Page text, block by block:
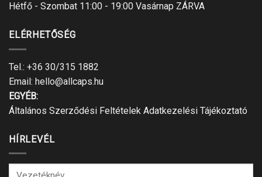
Hétfő - Szombat 11:00 - 19:00 Vasárnap ZÁRVA
ELÉRHETŐSÉG
Tel.: +36 30/315 1882
Email: hello@allcaps.hu
EGYÉB:
Általános Szerződési Feltételek Adatkezelési Tájékoztató
HÍRLEVÉL